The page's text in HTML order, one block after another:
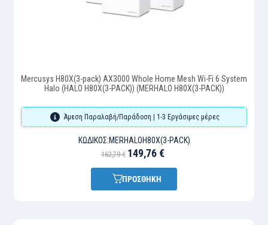
Mercusys H80X(3-pack) AX3000 Whole Home Mesh Wi-Fi 6 System
Halo (HALO H80X(3-PACK)) (MERHALO H80X(3-PACK))
Άμεση Παραλαβή/Παράδοση | 1-3 Εργάσιμες μέρες
ΚΩΔΙΚΌΣ:MERHALOH80X(3-PACK)
162,79 € 149,76 €
ΠΡΟΣΘΗΚΗ